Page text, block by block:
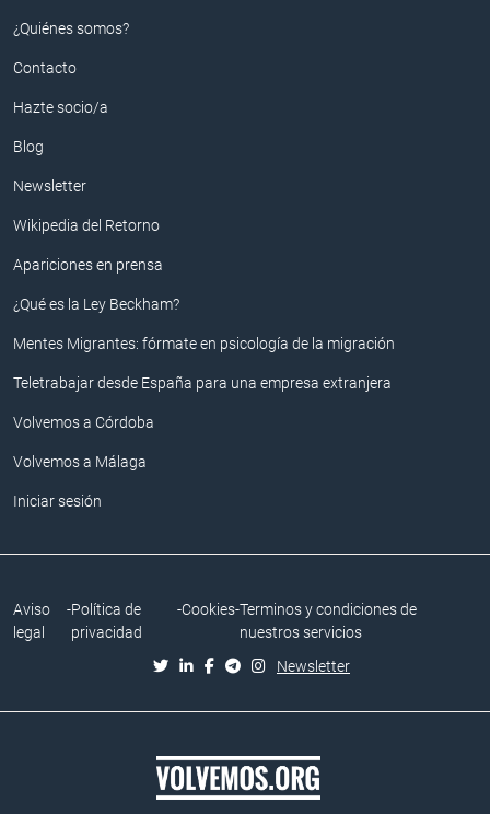
¿Quiénes somos?
Contacto
Hazte socio/a
Blog
Newsletter
Wikipedia del Retorno
Apariciones en prensa
¿Qué es la Ley Beckham?
Mentes Migrantes: fórmate en psicología de la migración
Teletrabajar desde España para una empresa extranjera
Volvemos a Córdoba
Volvemos a Málaga
Iniciar sesión
Aviso
legal
-Política de
privacidad
-Cookies-Terminos y condiciones de
nuestros servicios
Newsletter